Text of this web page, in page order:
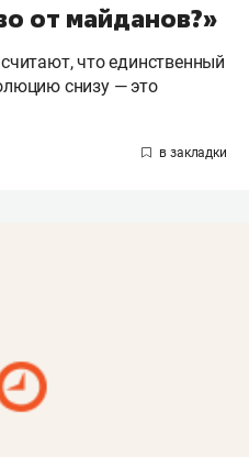
от майданов?»
что единственный
снизу — это